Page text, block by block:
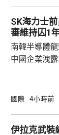
必須審查相
其接收的武
SK海力士
審維持囚1
南韓半導體
中國企業洩
打印和拍攝
國際 4小時前
伊拉克武裝